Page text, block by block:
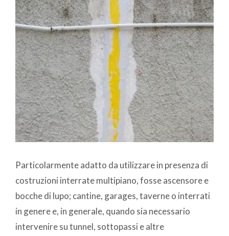
Particolarmente adatto da utilizzare in presenza di
costruzioni interrate multipiano, fosse ascensore e
bocche di lupo; cantine, garages, taverne o interrati
in genere e, in generale, quando sia necessario
intervenire su tunnel, sottopassi e altre